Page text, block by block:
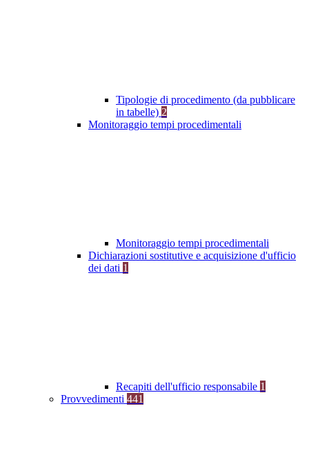
Tipologie di procedimento (da pubblicare
in tabelle) 2
Monitoraggio tempi procedimentali
Monitoraggio tempi procedimentali
Dichiarazioni sostitutive e acquisizione d'ufficio
dei dati 1
Recapiti dell'ufficio responsabile 1
Provvedimenti 441